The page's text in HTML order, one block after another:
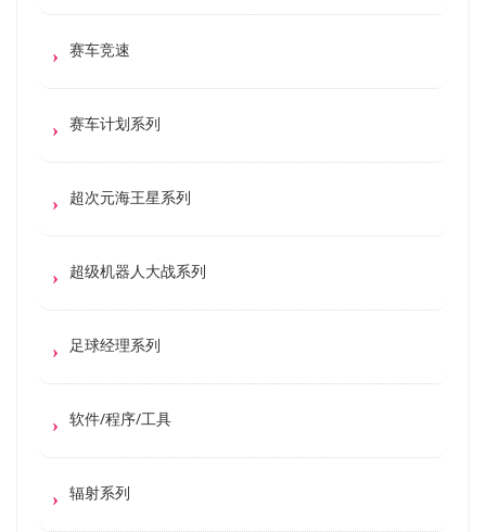
赛车竞速
赛车计划系列
超次元海王星系列
超级机器人大战系列
足球经理系列
软件/程序/工具
辐射系列